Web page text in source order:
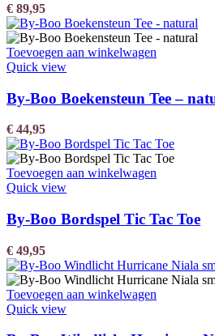
€ 89,95
Toevoegen aan winkelwagen
Quick view
By-Boo Boekensteun Tee –
€ 44,95
Toevoegen aan winkelwagen
Quick view
By-Boo Bordspel Tic Tac Toe
€ 49,95
Toevoegen aan winkelwagen
Quick view